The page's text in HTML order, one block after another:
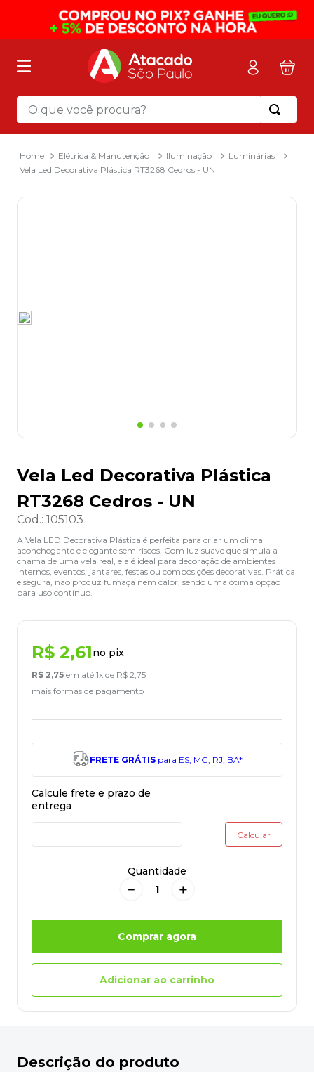
O que você procura?
Elétrica & Manutenção Iluminação
Luminárias
Vela Led Decorativa Plástica RT3268 Cedros - UN
Vela Led Decorativa Plástica
RT3268 Cedros - UN
Cod.: 105103
A Vela LED Decorativa Plástica é perfeita para criar um clima
aconchegante e elegante sem riscos. Com luz suave que simula a
chama de uma vela real, ela é ideal para decoração de ambientes
internos, eventos, jantares, festas ou composições decorativas. Prática
e segura, não produz fumaça nem calor, sendo uma ótima opção
para uso contínuo.
R$ 2,61no pix
R$ 2,75 em até 1x de R$ 2,75
mais formas de pagamento
FRETE GRÁTISpara ES, MG, RJ, BA*
Quantidade
＋
－
Comprar agora
Adicionar ao carrinho
Descrição do produto
Termos mais buscados
mochila
2 º sacola
3º papel toalha
8